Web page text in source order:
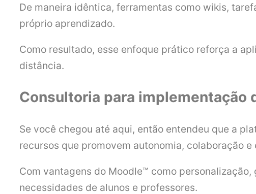
De maneira idêntica, ferramentas como wikis,
próprio aprendizado.
Como resultado, esse enfoque prático reforça a
distância.
Consultoria para implementação
Se você chegou até aqui, então entendeu que a
recursos que promovem autonomia, colaboração e
Com vantagens do Moodle™ como
necessidades de alunos e professores.